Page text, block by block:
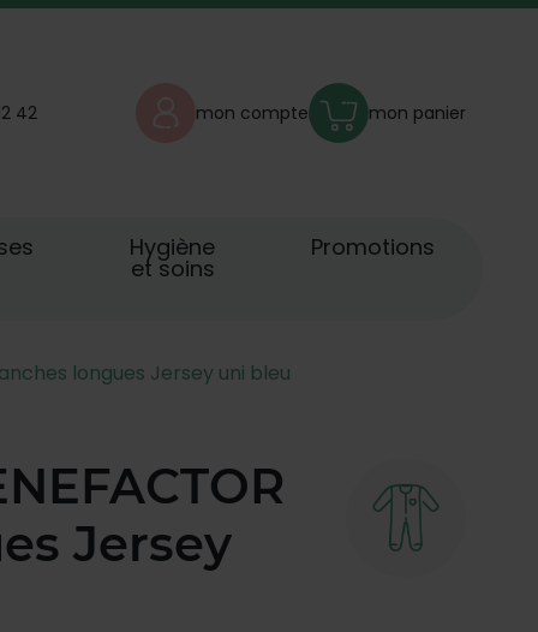
42 mon compte mon panier
Hygiène
et soins
Promotions
longues Jersey uni bleu
Jersey